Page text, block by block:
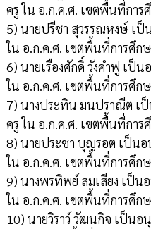
ครู ใน อ.ก.ค.ศ. เขตพื้นที่กา
5) นายปรีชา สุวรรณหงษ์ เป็
ใน อ.ก.ค.ศ. เขตพื้นที่การศึก
6) นายเรืองศักดิ์ วังคำฟู เป็
ใน อ.ก.ค.ศ. เขตพื้นที่การศึก
7) นางประทิน มนปราณีต เ
ครู ใน อ.ก.ค.ศ. เขตพื้นที่การ
8) นายประชา บุญรอต เป็นอ
ใน อ.ก.ค.ศ. เขตพื้นที่การศึก
9) นางพรทิพย์ สมเสียง เป็น
ใน อ.ก.ค.ศ. เขตพื้นที่การศึก
10) นายวิราว์ วัฒนกิจ เป็นอ